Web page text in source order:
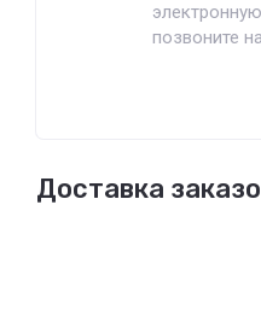
позвоните
Доставка